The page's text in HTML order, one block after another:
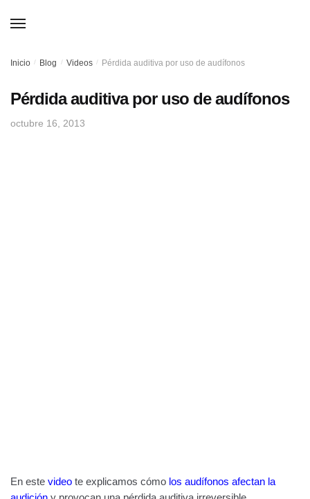
Inicio / Blog / Videos / Pérdida auditiva por uso de audífonos
Pérdida auditiva por uso de audífonos
octubre 16, 2013
En este video te explicamos cómo los audífonos afectan la